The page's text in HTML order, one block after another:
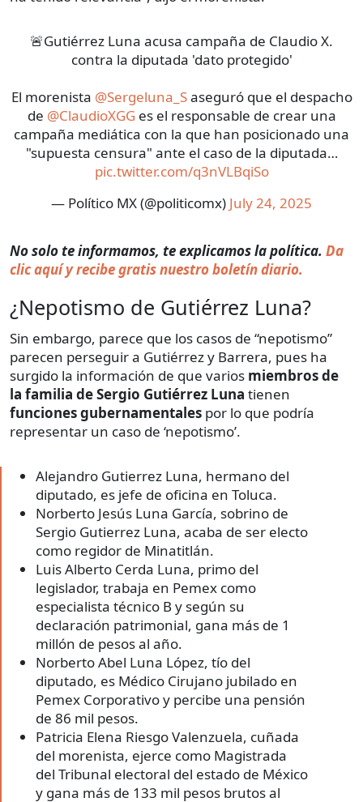
🚨Gutiérrez Luna acusa campaña de Claudio X.
contra la diputada 'dato protegido'
El morenista @Sergeluna_Saseguró que el despacho
de @ClaudioXGG es el responsable de crear una
campaña mediática con la que han posicionado una
"supuesta censura" ante el caso de la diputada…
pic.twitter.com/q3nVLBqiSo
— Político MX (@politicomx) July 24, 2025
No solo te informamos, te explicamos la política. Da
clic aquí y recibe gratis nuestro boletín diario.
¿Nepotismo de Gutiérrez Luna?
Sin embargo, parece que los casos de “nepotismo”
parecen perseguir a Gutiérrez y Barrera, pues ha
surgido la información de que varios miembros de
la familia de Sergio Gutiérrez Luna tienen
funciones gubernamentales por lo que podría
representar un caso de ‘nepotismo’.
Alejandro Gutierrez Luna, hermano del
diputado, es jefe de oficina en Toluca.
Norberto Jesús Luna García, sobrino de
Sergio Gutierrez Luna, acaba de ser electo
como regidor de Minatitlán.
Luis Alberto Cerda Luna, primo del
legislador, trabaja en Pemex como
especialista técnico B y según su
declaración patrimonial, gana más de 1
millón de pesos al año.
Norberto Abel Luna López, tío del
diputado, es Médico Cirujano jubilado en
Pemex Corporativo y percibe una pensión
de 86 mil pesos.
Patricia Elena Riesgo Valenzuela, cuñada
del morenista, ejerce como Magistrada
del Tribunal electoral del estado de México
y gana más de 133 mil pesos brutos al